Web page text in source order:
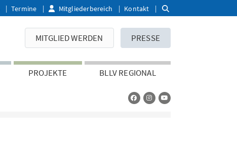
Termine Mitgliederbereich Kontakt
MITGLIED WERDEN PRESSE
PROJEKTE BLLV REGIONAL